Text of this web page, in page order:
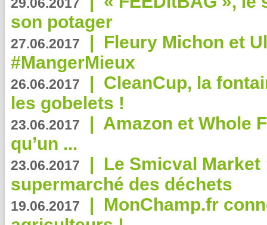
son potager
27.06.2017 | Fleury Michon et
#MangerMieux
26.06.2017 | CleanCup, la
les gobelets !
23.06.2017 | Amazon et Whole
qu’un ...
23.06.2017 | Le Smicval
supermarché des déchets
19.06.2017 | MonChamp.fr